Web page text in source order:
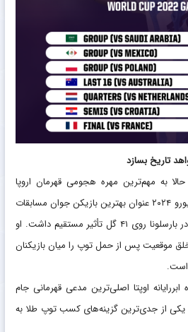
تاریخ بسازد
به مهم‌ترین مهره هجومی قهرمان اروپا
تبدیل شده است. یامال که در یورو ۲۰۲۴ عنوان بهترین بازیکن جوان مسابقات
را به دست آورد، فصل گذشته در بارسلونا روی ۴۱ گل تأثیر مستقیم داشت. او
موقعیت پس از حمل توپ را میان بازیکنان
است.
ابررایانه اوپتا اصلی‌ترین مدعی قهرمانی جام
از جدی‌ترین گزینه‌های کسب توپ طلا به